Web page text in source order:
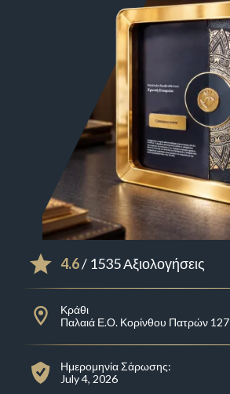
4.6/ 1535 Αξιολογήσεις
Κράθι
Παλαιά Ε.Ο. Κορίνθου Πατρών 127
Ημερομηνία Σάρωσης:
July 4, 2026